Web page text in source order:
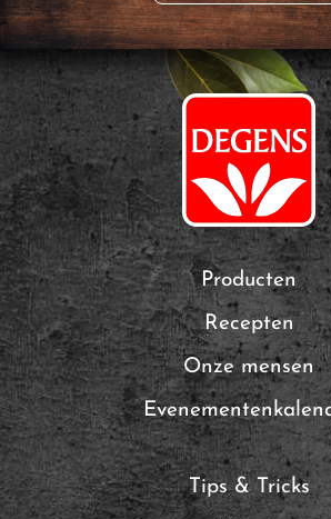
Producten
Recepten
Onze mensen
Tips & Tricks